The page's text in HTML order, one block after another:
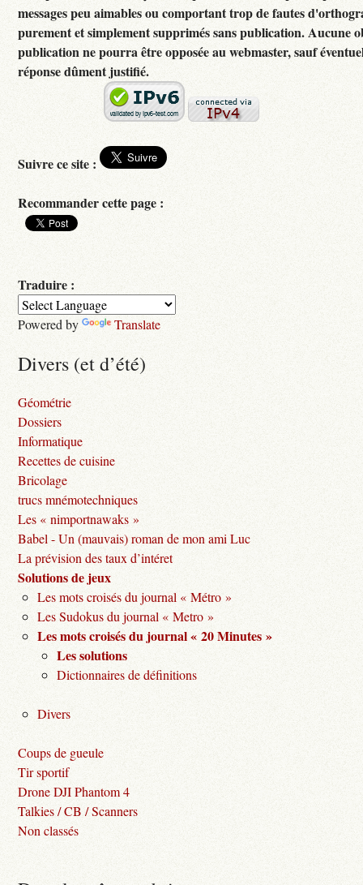
messages peu aimables ou comportant trop de fautes
purement et simplement supprimés sans publication. Aucune
publication ne pourra être opposée au webmaster, sauf
réponse dûment justifié.
Suivre ce site :
Recommander cette page :
Traduire :
Powered by Translate
Divers (et d’été)
Géométrie
Dossiers
Informatique
Recettes de cuisine
Bricolage
trucs mnémotechniques
Les « nimportnawaks »
Babel - Un (mauvais) roman de mon ami Luc
La prévision des taux d’intéret
Solutions de jeux
Les mots croisés du journal « Métro »
Les Sudokus du journal « Metro »
Les mots croisés du journal « 20 Minutes »
Les solutions
Dictionnaires de définitions
Divers
Coups de gueule
Tir sportif
Drone DJI Phantom 4
Talkies / CB / Scanners
Non classés